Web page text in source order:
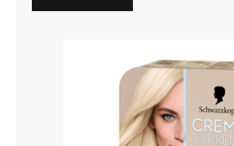
Creme Supreme
9-16 Cool Licht Asblond